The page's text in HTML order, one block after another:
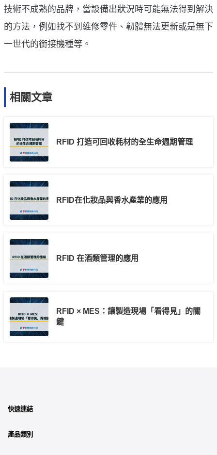
技術不成熟的品牌，當設備出狀況時可能無法得到解決
的方法，例如找不到維修零件、韌體無法更新或是無下
一世代的銜接機種等。
相關文章
RFID 打造可回收耗材的全生命週期管理
RFID在化妝品與香水產業的應用
RFID 在酒類管理的應用
RFID × MES：讓製造現場「看得見」的關
鍵
快速連結
產品類別